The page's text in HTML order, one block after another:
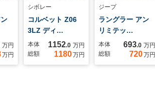
万円
万円
シボレー
コルベット Z06
3LZ ディ…
本体 1152.0 万円
総額
1180万円
ジープ
ラングラー アン
リミテッ…
本体 693.0 万円
総額
720万円